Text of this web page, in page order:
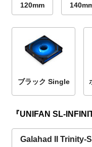
120mm
ブラック Single
『UNIFAN SL-
Galahad II Trinity-